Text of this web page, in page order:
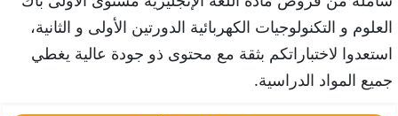
العلوم و التكنولوجيات الكهربائية الدورتين الأولى و الثانية،
استعدوا لاختباراتكم بثقة مع محتوى ذو جودة عالية يغطي
جميع المواد الدراسية.